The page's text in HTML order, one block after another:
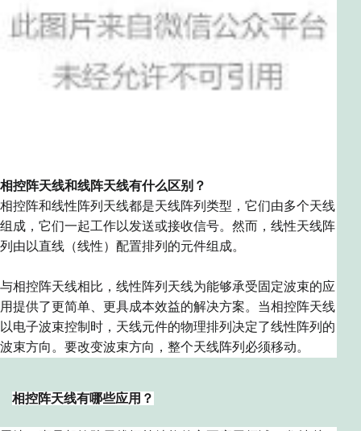
相控阵天线和线阵天线有什么区别？
相控阵和线性阵列天线都是天线阵列类型，它们由多个天线
组成，它们一起工作以发送或接收信号。然而，线性天线阵
列由以直线（线性）配置排列的元件组成。
与相控阵天线相比，线性阵列天线为能够承受固定波束的应
用提供了更简单、更具成本效益的解决方案。当相控阵天线
以电子波束控制时，天线元件的物理排列决定了线性阵列的
波束方向。要改变波束方向，整个天线阵列必须移动。
相控阵天线有哪些应用？